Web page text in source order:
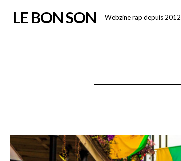
LE BON SON Webzine rap depuis 2012